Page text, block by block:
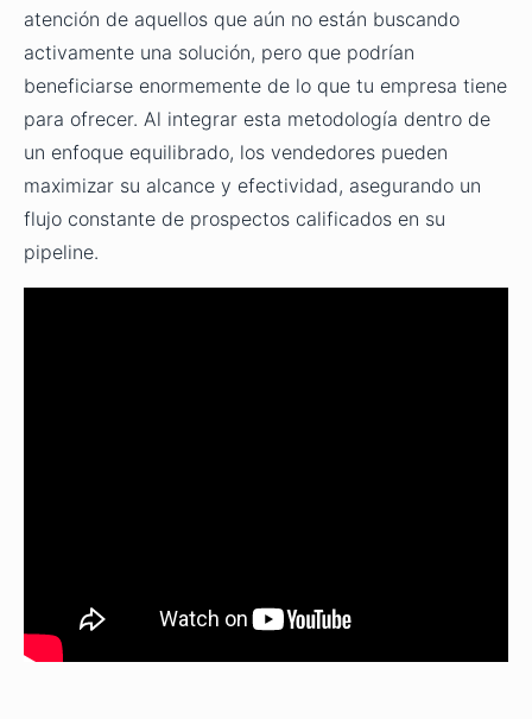
atención de aquellos que aún no están buscando
activamente una solución, pero que podrían
beneficiarse enormemente de lo que tu empresa tiene
para ofrecer. Al integrar esta metodología dentro de
un enfoque equilibrado, los vendedores pueden
maximizar su alcance y efectividad, asegurando un
flujo constante de prospectos calificados en su
pipeline.